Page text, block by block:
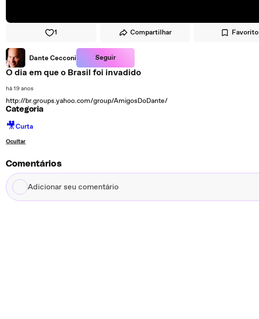
1 Compartilhar Favorito
Dante Cecconi Seguir
O dia em que o Brasil foi invadido
há 19 anos
http://br.groups.yahoo.com/group/AmigosDoDante/
Categoria
🎥Curta
Ocultar
Comentários
Adicionar
seu